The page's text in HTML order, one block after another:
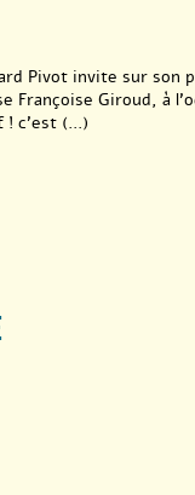
Pivot invite sur son
Françoise Giroud, à
! c’est (...)